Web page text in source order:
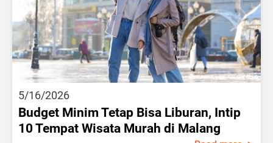
5/16/2026
Budget Minim Tetap Bisa Liburan, Intip
10 Tempat Wisata Murah di Malang